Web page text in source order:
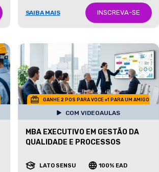
SAIBA MAIS INSCREVA-SE
GANHE 2 POS PARA VOCE +1 PARA UM AMIGO
COM VIDEOAULAS
MBA EXECUTIVO EM GESTÃO DA
QUALIDADE E PROCESSOS
LATO SENSU 100% EAD